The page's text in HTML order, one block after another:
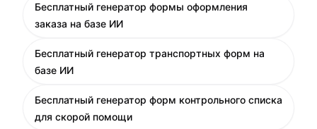
Бесплатный генератор формы оформления
заказа на базе ИИ
Бесплатный генератор транспортных форм на
базе ИИ
Бесплатный генератор форм контрольного списка
для скорой помощи